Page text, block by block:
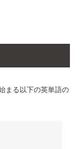
まる以下の英単語の